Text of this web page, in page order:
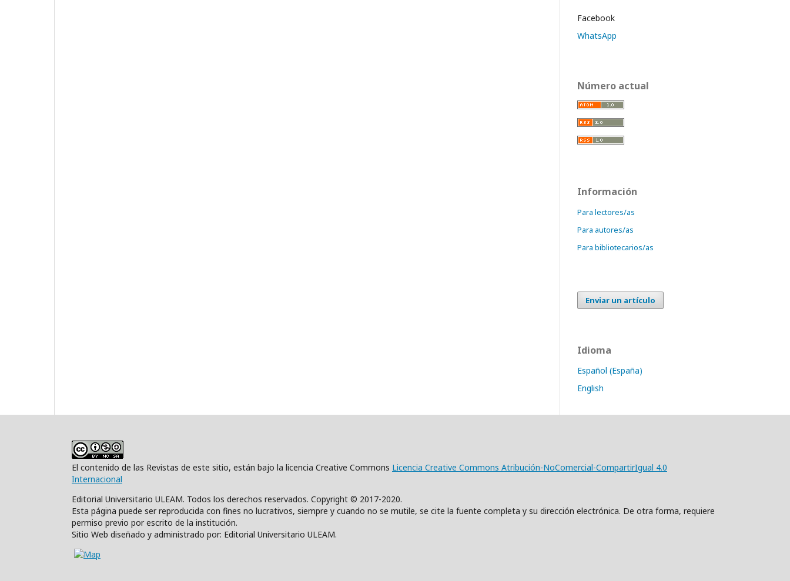
Facebook
WhatsApp
Número actual
Información
Para lectores/as
Para autores/as
Para bibliotecarios/as
Enviar un artículo
Idioma
Español (España)
English
El contenido de las Revistas de este sitio, están bajo la licencia Creative Commons Licencia Creative Commons Atribución-NoComercial-CompartirIgual 4.0
Internacional
Editorial Universitario ULEAM. Todos los derechos reservados. Copyright © 2017-2020.
Esta página puede ser reproducida con fines no lucrativos, siempre y cuando no se mutile, se cite la fuente completa y su dirección electrónica. De otra forma, requiere
permiso previo por escrito de la institución.
Sitio Web diseñado y administrado por: Editorial Universitario ULEAM.